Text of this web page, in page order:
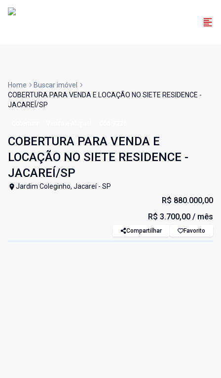
Home
Buscar imóvel
COBERTURA PARA VENDA E LOCAÇÃO NO SIETE RESIDENCE -
JACAREÍ/SP
COBERTURA PARA VENDA E
LOCAÇÃO NO SIETE RESIDENCE -
JACAREÍ/SP
Jardim Coleginho, Jacareí - SP
R$ 880.000,00
R$ 3.700,00 / mês
Compartilhar Favorito